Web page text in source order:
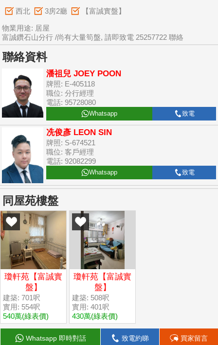
西北 3房2廳 【富誠實盤】
物業用途: 居屋
富誠鑽石山分行 /尚有大量筍盤, 請即致電 25257722 聯絡
聯絡資料
潘祖兒 JOEY POON
牌照: E-405118
職位: 分行經理
電話: 95728080
Whatsapp 致電
冼俊彥 LEON SIN
牌照: S-674521
職位: 客戶經理
電話: 92082299
Whatsapp 致電
同屋苑樓盤
瓊軒苑【富誠實
盤】
建築: 701呎
實用: 554呎
540萬(綠表價)
瓊軒苑【富誠實
盤】
建築: 508呎
實用: 401呎
430萬(綠表價)
Whatsapp 即時對話 致電約睇 買家留言